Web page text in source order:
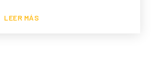
LEER MÁS